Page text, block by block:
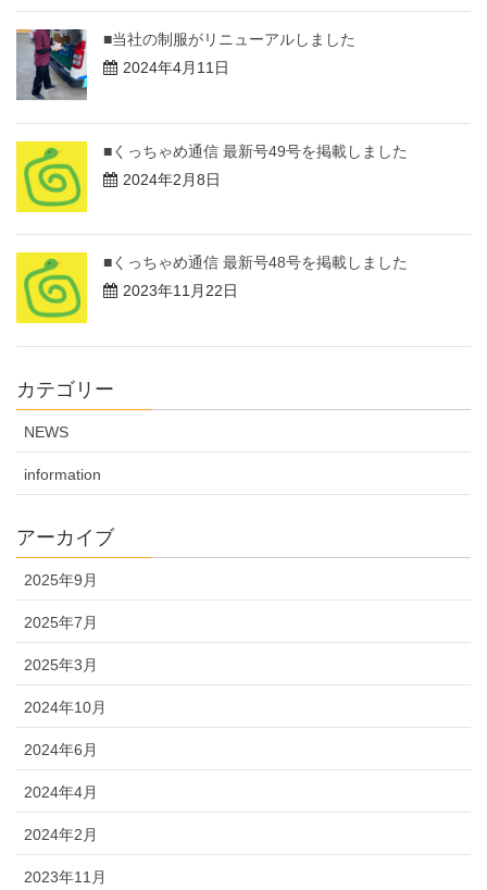
■当社の制服がリニューアルしました
2024年4月11日
■くっちゃめ通信 最新号49号を掲載しました
2024年2月8日
■くっちゃめ通信 最新号48号を掲載しました
2023年11月22日
カテゴリー
NEWS
information
アーカイブ
2025年9月
2025年7月
2025年3月
2024年10月
2024年6月
2024年4月
2024年2月
2023年11月